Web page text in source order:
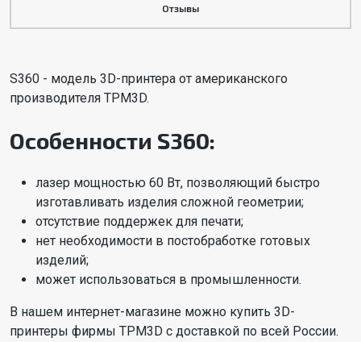
Отзывы
S360 - модель 3D-принтера от американского
производителя TPM3D.
Особенности S360:
лазер мощностью 60 Вт, позволяющий быстро
изготавливать изделия сложной геометрии;
отсутствие поддержек для печати;
нет необходимости в постобработке готовых
изделий;
может использоваться в промышленности.
В нашем интернет-магазине можно купить 3D-
принтеры фирмы TPM3D с доставкой по всей России.